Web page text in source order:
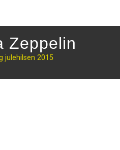
Zeppelin